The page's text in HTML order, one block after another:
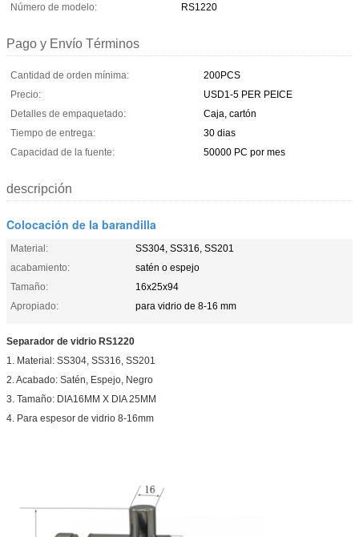
Número de modelo:
RS1220
Pago y Envío Términos
Cantidad de orden mínima:
200PCS
Precio:
USD1-5 PER PEICE
Detalles de empaquetado:
Caja, cartón
Tiempo de entrega:
30 dias
Capacidad de la fuente:
50000 PC por mes
descripción
Colocación de la barandilla
Material:
SS304, SS316, SS201
acabamiento:
satén o espejo
Tamaño:
16x25x94
Apropiado:
para vidrio de 8-16 mm
Separador de vidrio RS1220
1. Material: SS304, SS316, SS201
2. Acabado: Satén, Espejo, Negro
3. Tamaño: DIA16MM X DIA 25MM
4. Para espesor de vidrio 8-16mm